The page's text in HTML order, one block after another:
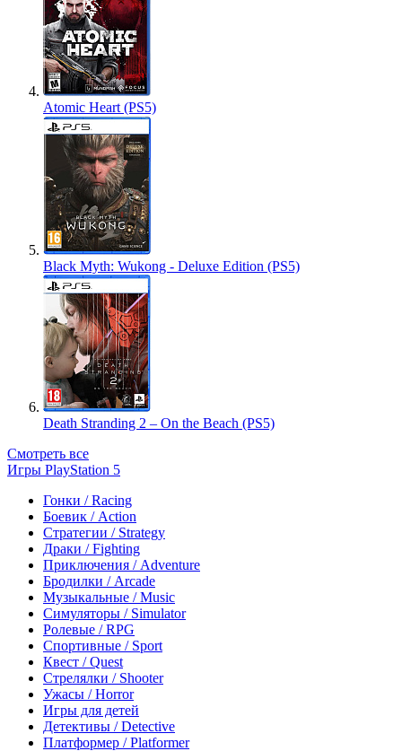
Atomic Heart (PS5)
Black Myth: Wukong - Deluxe Edition (PS5)
Death Stranding 2 – On the Beach (PS5)
Смотреть все
Игры PlayStation 5
Гонки / Racing
Боевик / Action
Стратегии / Strategy
Драки / Fighting
Приключения / Adventure
Бродилки / Arcade
Музыкальные / Music
Симуляторы / Simulator
Ролевые / RPG
Спортивные / Sport
Квест / Quest
Стрелялки / Shooter
Ужасы / Horror
Игры для детей
Детективы / Detective
Платформер / Platformer